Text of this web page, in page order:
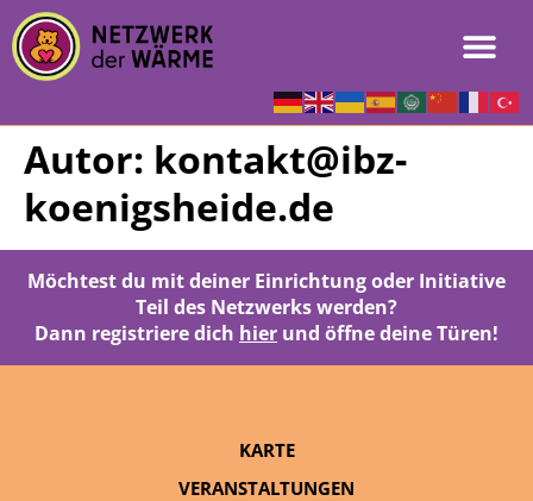
Autor: kontakt@ibz-
koenigsheide.de
Möchtest du mit deiner Einrichtung oder Initiative
Teil des Netzwerks werden?
Dann registriere dich hier und öffne deine Türen!
KARTE
VERANSTALTUNGEN